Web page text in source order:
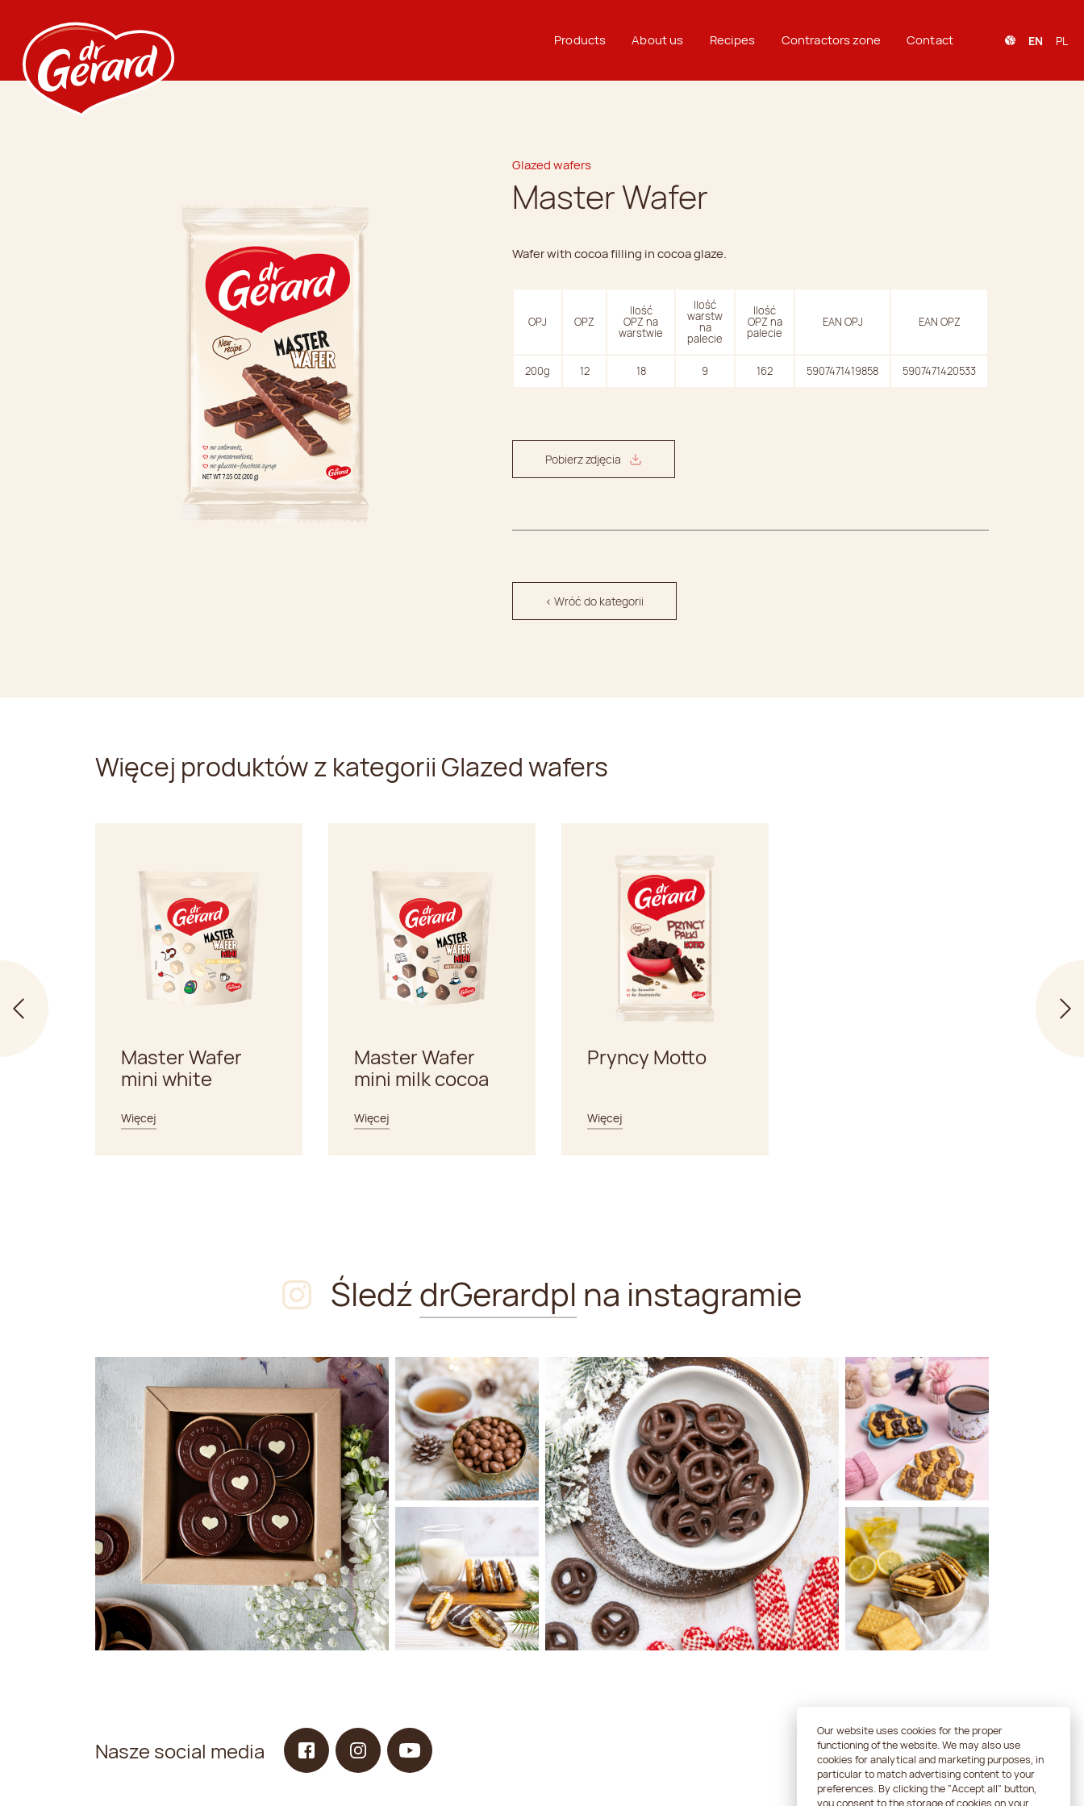
Products About us Recipes Contractors zone Contact EN PL
Glazed wafers
Master Wafer
Wafer with cocoa filling in cocoa glaze.
OPJ OPZ
Ilość
OPZ na
warstwie
Ilość
warstw
na
palecie
Ilość
OPZ na
palecie
EAN OPJ EAN OPZ
200g 12 18 9 162 5907471419858 5907471420533
Pobierz zdjęcia
< Wróć do kategorii
Więcej produktów z kategorii Glazed wafers
Master Wafer
mini white
Więcej
Master Wafer
mini milk cocoa
Więcej
Pryncy Motto
Więcej
ŚledźdrGerardpl na instagramie
Nasze social media Skontaktuj się
Our website uses cookies for the proper
functioning of the website. We may also use
cookies for analytical and marketing purposes, in
particular to match advertising content to your
preferences. By clicking the "Accept all" button,